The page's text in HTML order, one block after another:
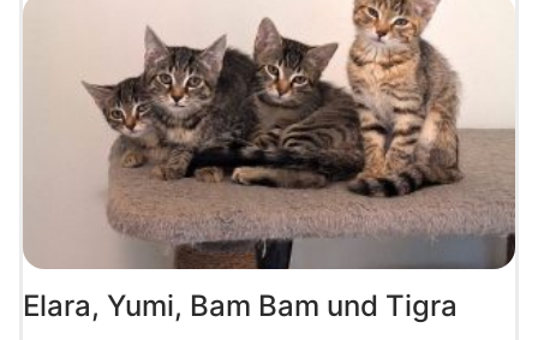
Elara, Yumi, Bam Bam und Tigra